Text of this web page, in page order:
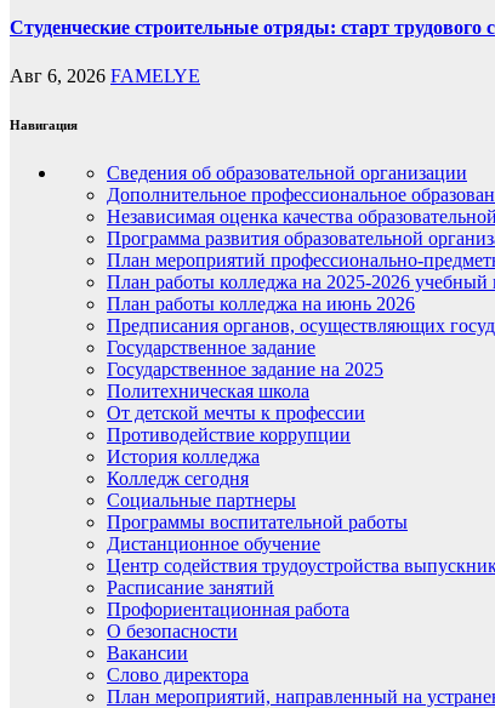
Студенческие строительные отряды: старт трудового
Авг 6, 2026 FAMELYE
Навигация
Сведения об образовательной организации
Дополнительное профессиональное
Независимая оценка качества
Программа развития образовательной
План мероприятий профессионально-
План работы колледжа на 2025-2026 учебный
План работы колледжа на июнь 2026
Предписания органов, осуществляющих
Государственное задание
Государственное задание на 2025
Политехническая школа
От детской мечты к профессии
Противодействие коррупции
История колледжа
Колледж сегодня
Социальные партнеры
Программы воспитательной работы
Дистанционное обучение
Центр содействия трудоустройства
Расписание занятий
Профориентационная работа
О безопасности
Вакансии
Слово директора
План мероприятий, направленный на